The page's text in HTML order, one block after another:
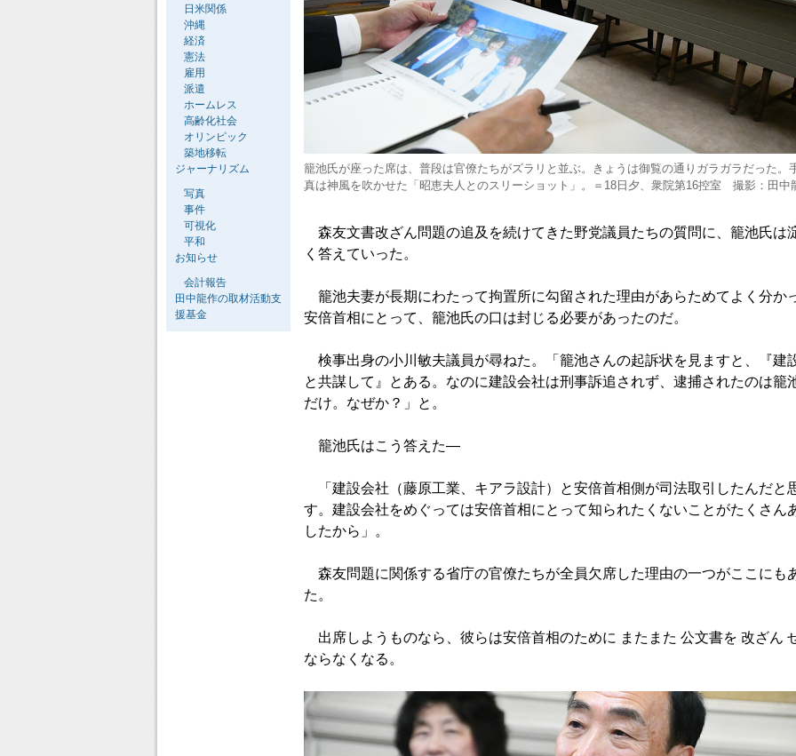
籠池氏が座った席は、普段は官僚たちがズラリと並ぶ。きょうは御覧の通りガラガラだった。
真は神風を吹かせた「昭恵夫人とのスリーショット」。＝18日夕、衆院第16控室 撮影：田中
森友文書改ざん問題の追及を続けてきた野党議員たちの質問に、籠池氏は
く答えていった。
籠池夫妻が長期にわたって拘置所に勾留された理由があらためてよく分か
安倍首相にとって、籠池氏の口は封じる必要があったのだ。
検事出身の小川敏夫議員が尋ねた。「籠池さんの起訴状を見ますと、『建
と共謀して』とある。なのに建設会社は刑事訴追されず、逮捕されたのは籠
だけ。なぜか？」と。
籠池氏はこう答えた―
「建設会社（藤原工業、キアラ設計）と安倍首相側が司法取引したんだと
す。建設会社をめぐっては安倍首相にとって知られたくないことがたくさん
したから」。
森友問題に関係する省庁の官僚たちが全員欠席した理由の一つがここにも
た。
出席しようものなら、彼らは安倍首相のために またまた 公文書を 改ざん
ならなくなる。
日米関係
沖縄
経済
憲法
雇用
派遣
ホームレス
高齢化社会
オリンピック
築地移転
ジャーナリズム
写真
事件
可視化
平和
お知らせ
会計報告
田中龍作の取材活動支
援基金